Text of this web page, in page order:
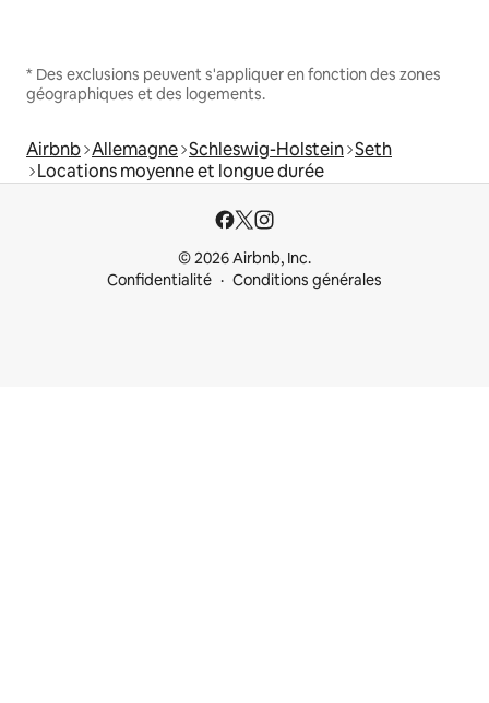
* Des exclusions peuvent s'appliquer en fonction des zones
géographiques et des logements.
Airbnb Allemagne Schleswig-Holstein Seth
Locations moyenne et longue durée
© 2026 Airbnb, Inc.
Confidentialité
Conditions générales